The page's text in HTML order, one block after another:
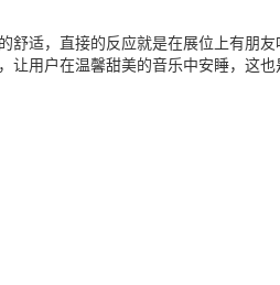
舒适，直接的反应就是在展位上有朋
让用户在温馨甜美的音乐中安睡，这也